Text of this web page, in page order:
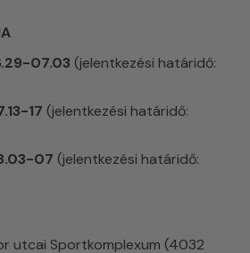
07.03 (jelentkezési határidő:
17 (jelentkezési határidő:
07 (jelentkezési határidő:
utcai Sportkomplexum (4032